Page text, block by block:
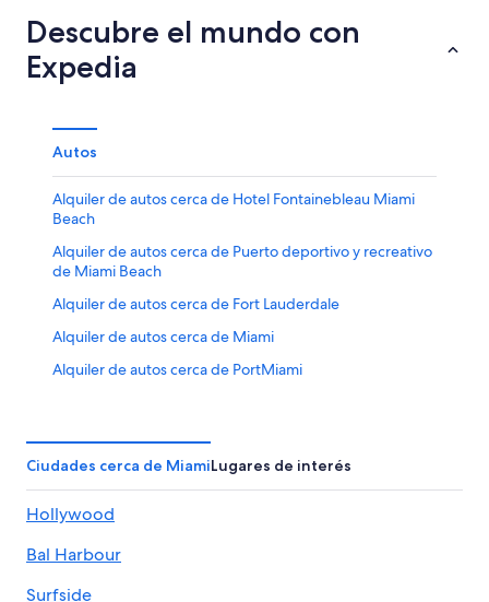
Descubre el mundo con
Expedia
Autos
Alquiler de autos cerca de Hotel Fontainebleau Miami
Beach
Alquiler de autos cerca de Puerto deportivo y recreativo
de Miami Beach
Alquiler de autos cerca de Fort Lauderdale
Alquiler de autos cerca de Miami
Alquiler de autos cerca de PortMiami
Alquiler de autos en Sunny Isles Beach
Alquiler de autos cerca de Zona comercial de Collins
Ciudades cerca de MiamiLugares de interés
Hollywood
Bal Harbour
Surfside